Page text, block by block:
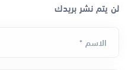
لن يتم نشر بريدك
الاسم *